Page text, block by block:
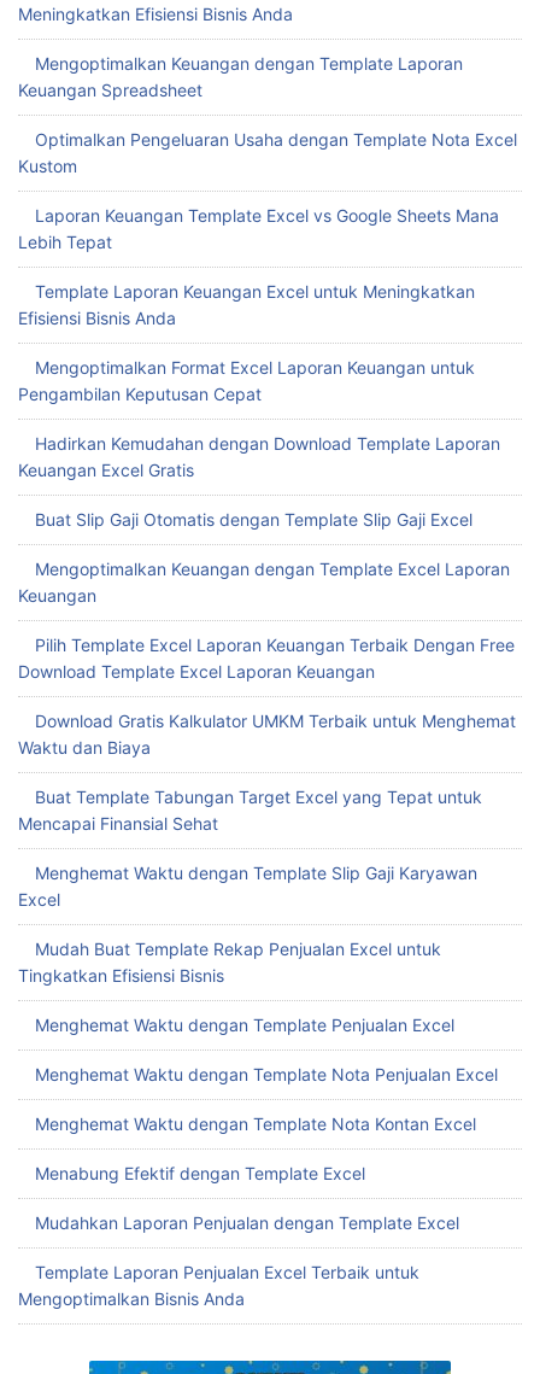
Meningkatkan Efisiensi Bisnis Anda
Mengoptimalkan Keuangan dengan Template Laporan
Keuangan Spreadsheet
Optimalkan Pengeluaran Usaha dengan Template Nota Excel
Kustom
Laporan Keuangan Template Excel vs Google Sheets Mana
Lebih Tepat
Template Laporan Keuangan Excel untuk Meningkatkan
Efisiensi Bisnis Anda
Mengoptimalkan Format Excel Laporan Keuangan untuk
Pengambilan Keputusan Cepat
Hadirkan Kemudahan dengan Download Template Laporan
Keuangan Excel Gratis
Buat Slip Gaji Otomatis dengan Template Slip Gaji Excel
Mengoptimalkan Keuangan dengan Template Excel Laporan
Keuangan
Pilih Template Excel Laporan Keuangan Terbaik Dengan Free
Download Template Excel Laporan Keuangan
Download Gratis Kalkulator UMKM Terbaik untuk Menghemat
Waktu dan Biaya
Buat Template Tabungan Target Excel yang Tepat untuk
Mencapai Finansial Sehat
Menghemat Waktu dengan Template Slip Gaji Karyawan
Excel
Mudah Buat Template Rekap Penjualan Excel untuk
Tingkatkan Efisiensi Bisnis
Menghemat Waktu dengan Template Penjualan Excel
Menghemat Waktu dengan Template Nota Penjualan Excel
Menghemat Waktu dengan Template Nota Kontan Excel
Menabung Efektif dengan Template Excel
Mudahkan Laporan Penjualan dengan Template Excel
Template Laporan Penjualan Excel Terbaik untuk
Mengoptimalkan Bisnis Anda